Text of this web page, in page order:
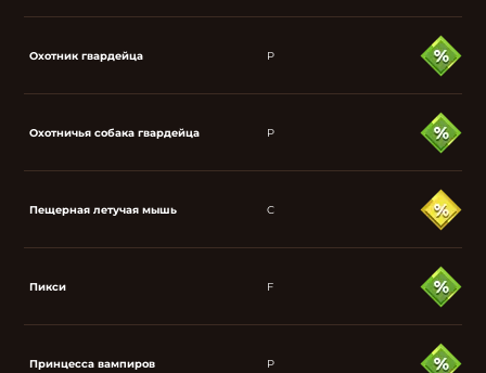
Охотник гвардейца P
Охотничья собака гвардейца P
Пещерная летучая мышь C
Пикси F
Принцесса вампиров P